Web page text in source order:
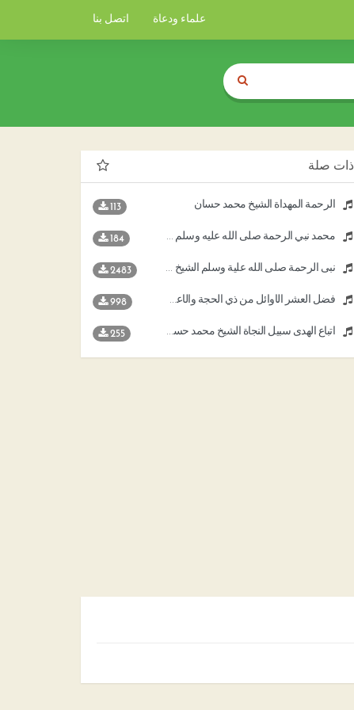
علماء ودعاة اتصل بنا
ذات صلة
الرحمة المهداة الشيخ محمد حسان 113
محمد نبي الرحمة صلى الله عليه وسلم الشيخ محمد حسان 184
نبى الرحمة صلى الله علية وسلم الشيخ محمد حسان 2483
فضل العشر الأوائل من ذي الحجة والأعمال المستحبة فيها الشيخ د محمد حسان 998
اتباع الهدى سبيل النجاة الشيخ محمد حسان 255